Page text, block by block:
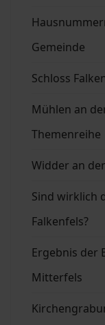
Gemeinde
Schloss
Mühlen an
Themenreihe
Widder an
Sind wirklich
Falkenfels?
Ergebnis der
Mitterfels